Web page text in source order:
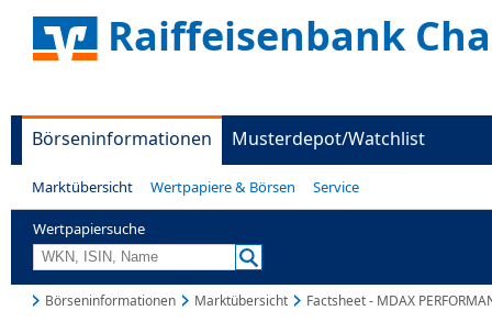
Raiffeisenbank
Börseninformationen Musterdepot/Watchlist
Marktübersicht Wertpapiere & Börsen Service
Wertpapiersuche
Börseninformationen Marktübersicht Factsheet - MDAX